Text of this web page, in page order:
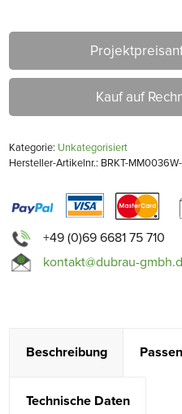
Kauf auf
Kategorie: Unkategorisiert
Hersteller-Artikelnr.: BRKT-
+49 (0)69 6681 75 710
kontakt@dubrau-
Beschreibung
Technische Daten